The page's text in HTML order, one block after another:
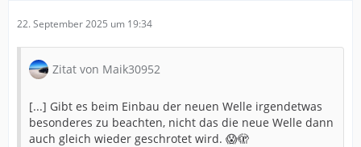
22. September 2025 um 19:34
Zitat von Maik30952
[...] Gibt es beim Einbau der neuen Welle irgendetwas
besonderes zu beachten, nicht das die neue Welle dann
auch gleich wieder geschrotet wird. 😱🫣